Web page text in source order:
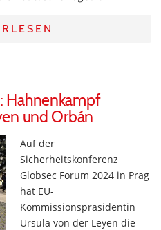
Hahnenkampf
und Orbán
Auf der
Sicherheitskonferenz
Globsec Forum 2024 in Prag
hat EU-
Kommissionspräsidentin
Ursula von der Leyen die